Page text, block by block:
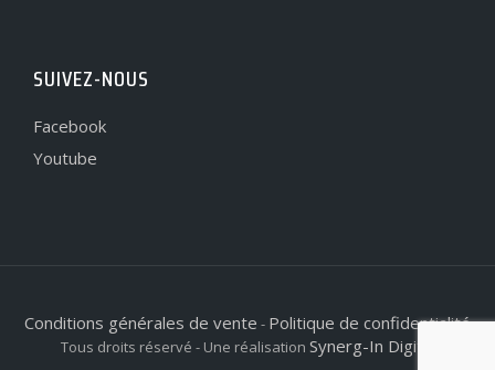
SUIVEZ-NOUS
Facebook
Youtube
Conditions générales de vente - Politique de confidentialité
Tous droits réservé - Une réalisation Synerg-In Digital